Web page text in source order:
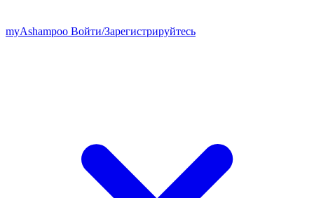
myAshampoo Войти/Зарегистрируйтесь